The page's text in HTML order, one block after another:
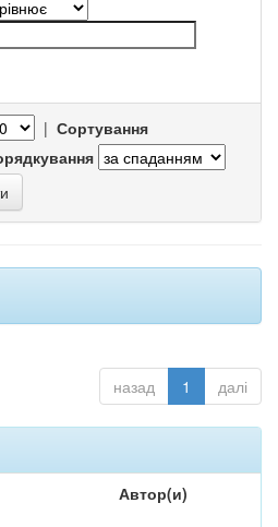
| Сортування
назад 1 далі
Автор(и)